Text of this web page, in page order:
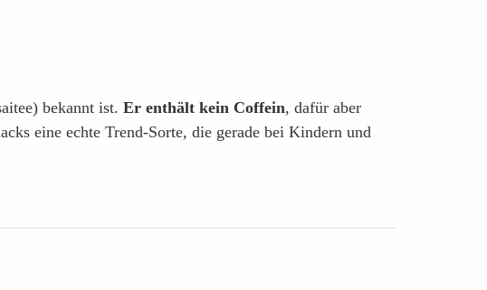
bekannt ist. Er enthält kein Coffein, dafür aber
eine echte Trend-Sorte, die gerade bei Kindern und